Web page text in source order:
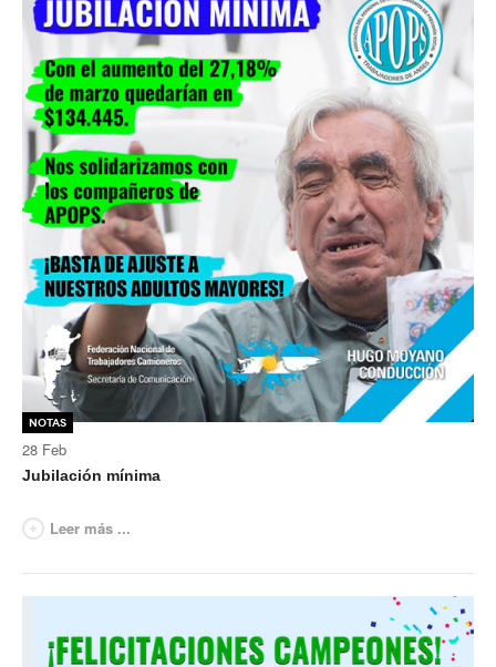
Secretaría de Igualdad de Género
Secretaría de Comunicación
Secretaría de Jubilaciones
Secretaría de Planificación e Inversiones
Noticias secretarías
Gremiales
Planillas de sueldos
Planillas de sueldos
Planillas desde 1978
Acuerdos
Sistemas
Impresión de boletas
Notas
28 Feb
Jubilación mínima
Leer más ...